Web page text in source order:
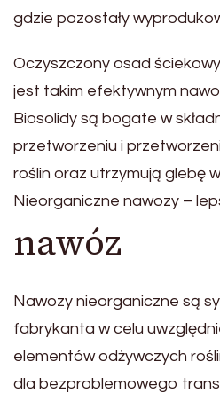
gdzie pozostały
Oczyszczony osad
jest takim efektywnym
Biosolidy są bogate w
przetworzeniu i
roślin oraz utrzymują glebę
Nieorganiczne nawozy –
nawóz
Nawozy nieorganiczne są
fabrykanta w celu
elementów odżywczych
dla bezproblemowego